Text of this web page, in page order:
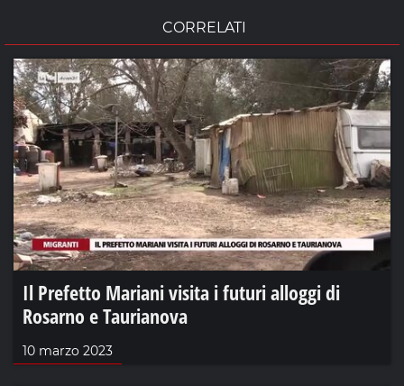
CORRELATI
Il Prefetto Mariani visita i futuri alloggi di
Rosarno e Taurianova
10 marzo 2023